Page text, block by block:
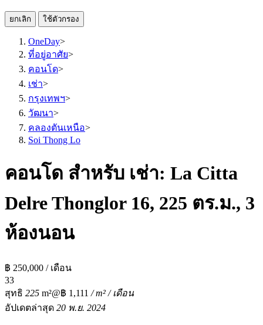
ยกเลิก ใช้ตัวกรอง
OneDay>
ที่อยู่อาศัย>
คอนโด>
เช่า>
กรุงเทพฯ>
วัฒนา>
คลองตันเหนือ>
Soi Thong Lo
คอนโด สำหรับ เช่า: La Citta
Delre Thonglor 16, 225 ตร.ม., 3
ห้องนอน
฿ 250,000 / เดือน
33
สุทธิ 225 m²@฿ 1,111 / m² / เดือน
อัปเดตล่าสุด 20 พ.ย. 2024